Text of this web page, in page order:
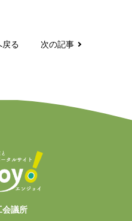
戻る 次の記事
会議所